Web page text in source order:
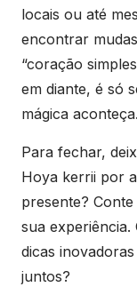
locais ou até
encontrar
“coração
em diante, é só
mágica aconteça.
Para fechar,
Hoya kerrii por
presente?
sua experiência.
dicas
juntos?